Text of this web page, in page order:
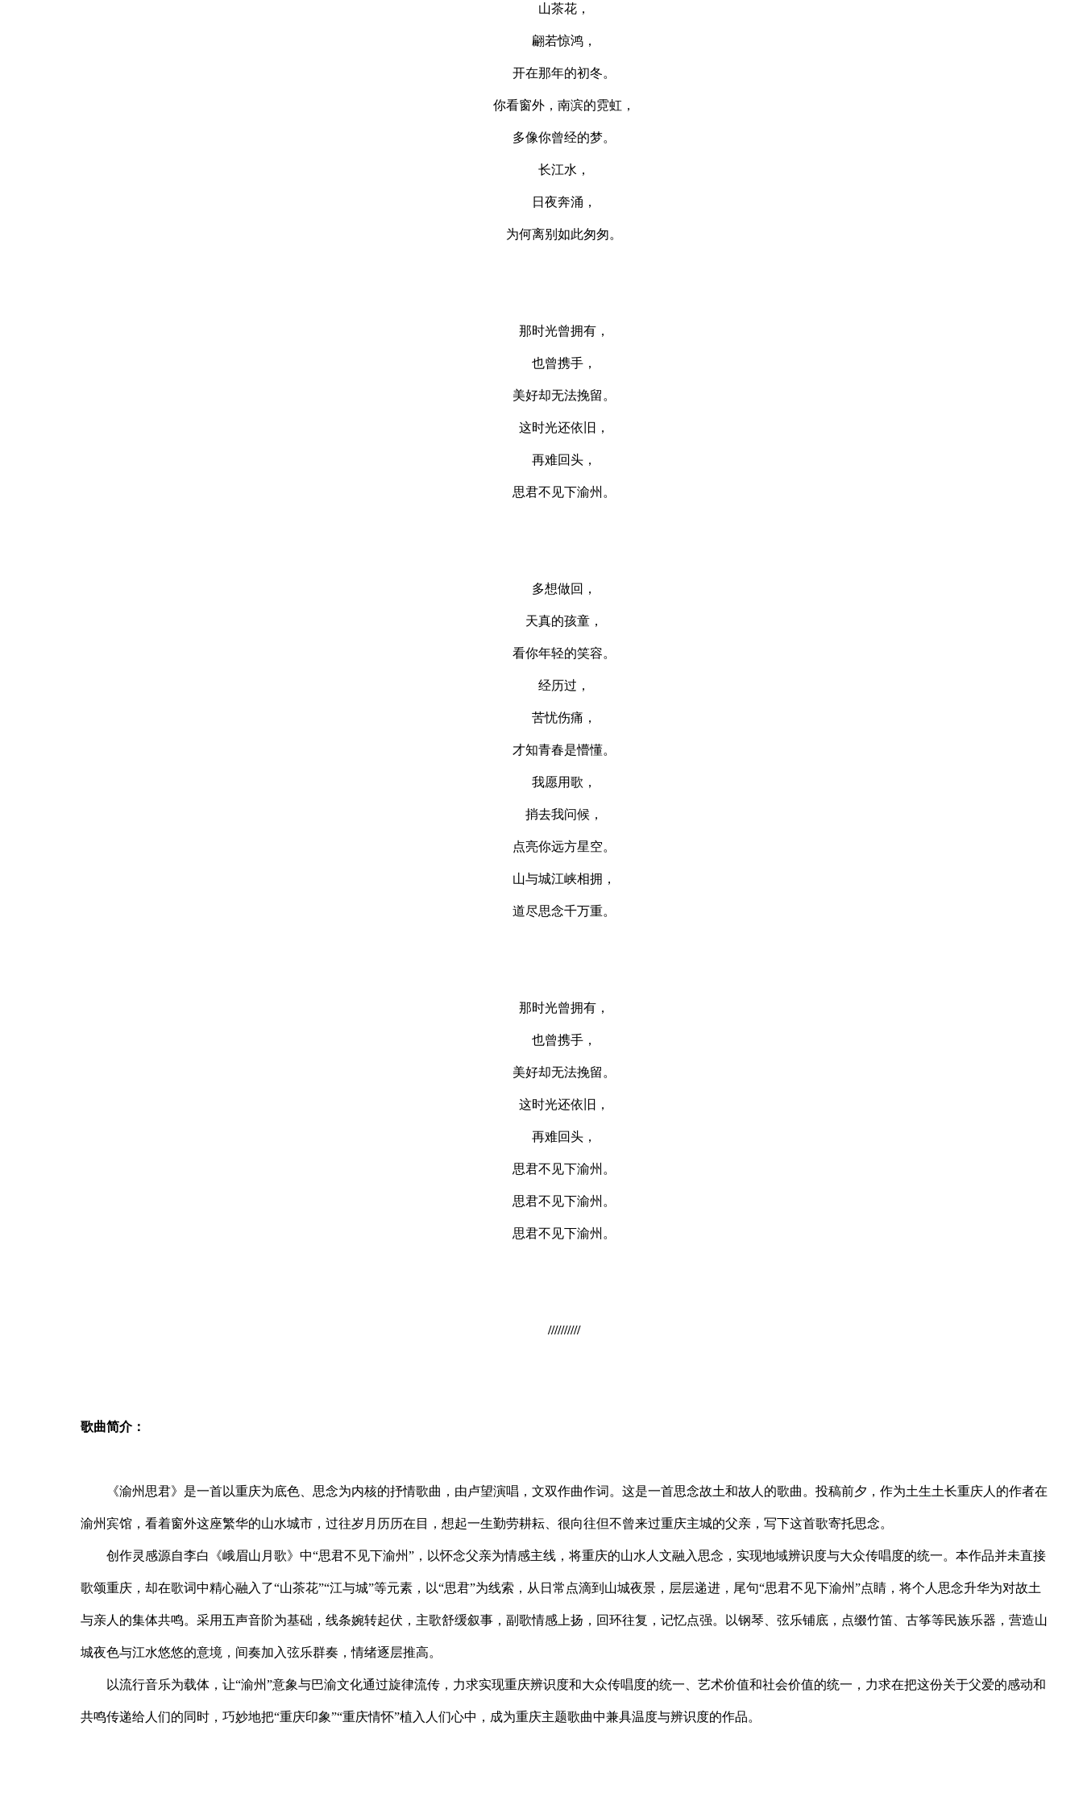
山茶花，
翩若惊鸿，
开在那年的初冬。
你看窗外，南滨的霓虹，
多像你曾经的梦。
长江水，
日夜奔涌，
为何离别如此匆匆。
那时光曾拥有，
也曾携手，
美好却无法挽留。
这时光还依旧，
再难回头，
思君不见下渝州。
多想做回，
天真的孩童，
看你年轻的笑容。
经历过，
苦忧伤痛，
才知青春是懵懂。
我愿用歌，
捎去我问候，
点亮你远方星空。
山与城江峡相拥，
道尽思念千万重。
那时光曾拥有，
也曾携手，
美好却无法挽留。
这时光还依旧，
再难回头，
思君不见下渝州。
思君不见下渝州。
思君不见下渝州。
//////////
歌曲简介：
《渝州思君》是一首以重庆为底色、思念为内核的抒情歌曲，由卢望演唱，文双作曲作词。这是一首思念故土和故人的歌曲。投稿前夕，作为土生土长重庆人的作者在
渝州宾馆，看着窗外这座繁华的山水城市，过往岁月历历在目，想起一生勤劳耕耘、很向往但不曾来过重庆主城的父亲，写下这首歌寄托思念。
创作灵感源自李白《峨眉山月歌》中“思君不见下渝州”，以怀念父亲为情感主线，将重庆的山水人文融入思念，实现地域辨识度与大众传唱度的统一。本作品并未直接
歌颂重庆，却在歌词中精心融入了“山茶花”“江与城”等元素，以“思君”为线索，从日常点滴到山城夜景，层层递进，尾句“思君不见下渝州”点睛，将个人思念升华为对故土
与亲人的集体共鸣。采用五声音阶为基础，线条婉转起伏，主歌舒缓叙事，副歌情感上扬，回环往复，记忆点强。以钢琴、弦乐铺底，点缀竹笛、古筝等民族乐器，营造山
城夜色与江水悠悠的意境，间奏加入弦乐群奏，情绪逐层推高。
以流行音乐为载体，让“渝州”意象与巴渝文化通过旋律流传，力求实现重庆辨识度和大众传唱度的统一、艺术价值和社会价值的统一，力求在把这份关于父爱的感动和
共鸣传递给人们的同时，巧妙地把“重庆印象”“重庆情怀”植入人们心中，成为重庆主题歌曲中兼具温度与辨识度的作品。